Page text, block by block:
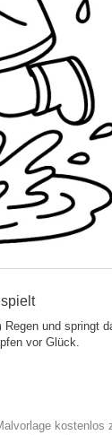
und springt
vor Glück.
kostenlos